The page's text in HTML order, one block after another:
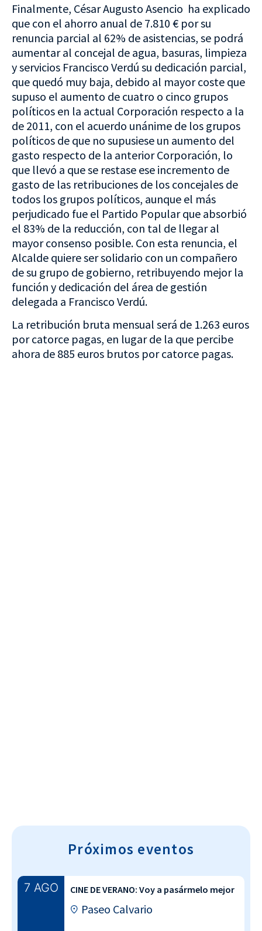
Finalmente, César Augusto Asencio ha explicado
que con el ahorro anual de 7.810 € por su
renuncia parcial al 62% de asistencias, se podrá
aumentar al concejal de agua, basuras, limpieza
y servicios Francisco Verdú su dedicación parcial,
que quedó muy baja, debido al mayor coste que
supuso el aumento de cuatro o cinco grupos
políticos en la actual Corporación respecto a la
de 2011, con el acuerdo unánime de los grupos
políticos de que no supusiese un aumento del
gasto respecto de la anterior Corporación, lo
que llevó a que se restase ese incremento de
gasto de las retribuciones de los concejales de
todos los grupos políticos, aunque el más
perjudicado fue el Partido Popular que absorbió
el 83% de la reducción, con tal de llegar al
mayor consenso posible. Con esta renuncia, el
Alcalde quiere ser solidario con un compañero
de su grupo de gobierno, retribuyendo mejor la
función y dedicación del área de gestión
delegada a Francisco Verdú.
La retribución bruta mensual será de 1.263 euros
por catorce pagas, en lugar de la que percibe
ahora de 885 euros brutos por catorce pagas.
Próximos eventos
7 AGO CINE DE VERANO: Voy a pasármelo mejor
Paseo Calvario